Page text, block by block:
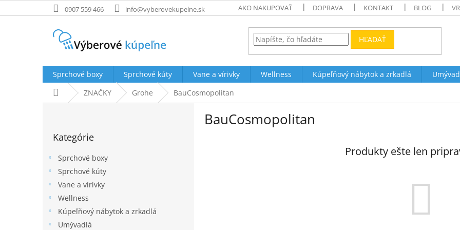
na
0907 559 466 info@vyberovekupelne.sk AKO NAKUPOVAŤ DOPRAVA KONTAKT BLOG
HĽADAŤ
Sprchové boxy Sprchové kúty Vane a vírivky Wellness Kúpeľňový nábytok a zrkadlá
DomovZNAČKY Grohe BauCosmopolitan
kategórie
Kategórie
Sprchové boxy
Sprchové kúty
Vane a vírivky
Wellness
Kúpeľňový nábytok a zrkadlá
Umývadlá
BauCosmopolitan
Produkty ešte len